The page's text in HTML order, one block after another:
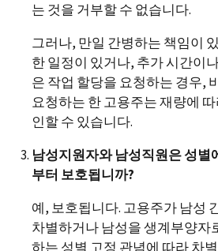
는 것을 거부할 수 없습니다.
그러나, 만일 간병하는 책임이
한 일정이 있거나, 추가 시간이
은 작업 할당을 요청하는 경우,
요청하는 한 고용주는 재량에
인할 수 있습니다.
남성지원자와 남성직원은 성별
부터 보호됩니까?
예, 보호됩니다. 고용주가 남성
차별하거나 남성을 생계부양자
하는 성별 고정 관념에 따라 차